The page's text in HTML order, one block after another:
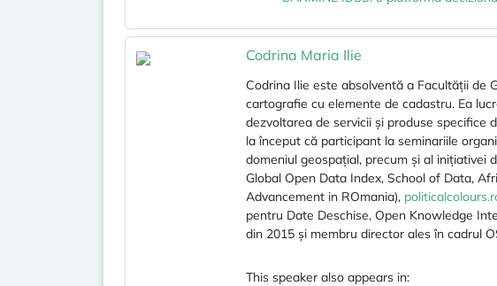
Codrina Maria Ilie
Codrina Ilie este absolventă a Facultății de
cartografie cu elemente de cadastru. Ea
dezvoltarea de servicii și produse specifice
la început că participant la seminariile
domeniul geospațial, precum și al inițiativei
Global Open Data Index, School of Data,
Advancement in ROmania),
pentru Date Deschise, Open Knowledge
din 2015 și membru director ales în cadrul
This speaker also appears in: